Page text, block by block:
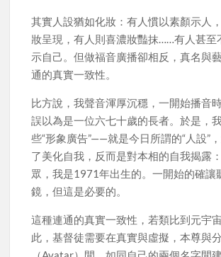
其實人設猶如化妝：有人慣以素顏示人
妝呈現，有人則喜濃妝豔抹……有人甚至
示自己。但做福音廣播卻相反，真名與
通的真實一致性。
比方說，我聲音渾厚沉穩，一開始播音
誤以為是一位六七十歲的長者。於是，
些“形象廣告”——就是今日所謂的“人設”
了美化自我，反而是對本相的自我揭露
眾，我是1971年出生的。一開始的確讓
鏡，但這是必要的。
這種連通的真實一致性，若類比到元宇
此，基督徒需要在真實與虛擬，本尊與